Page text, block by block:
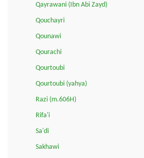
Qayrawani (Ibn Abi Zayd)
Qouchayri
Qounawi
Qourachi
Qourtoubi
Qourtoubi (yahya)
Razi (m.606H)
Rifa'i
Sa'di
Sakhawi